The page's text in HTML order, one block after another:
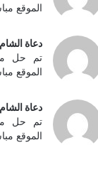
الموقع
دعاة الشام
تم حل
الموقع
دعاة الشام
تم حل
الموقع